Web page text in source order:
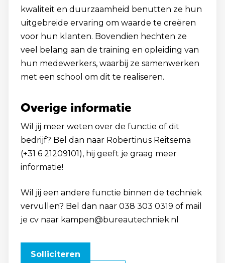
kwaliteit en duurzaamheid benutten ze hun
uitgebreide ervaring om waarde te creëren
voor hun klanten. Bovendien hechten ze
veel belang aan de training en opleiding van
hun medewerkers, waarbij ze samenwerken
met een school om dit te realiseren.
Overige informatie
Wil jij meer weten over de functie of dit
bedrijf? Bel dan naar Robertinus Reitsema
(+31 6 21209101), hij geeft je graag meer
informatie!
Wil jij een andere functie binnen de techniek
vervullen? Bel dan naar 038 303 0319 of mail
je cv naar kampen@bureautechniek.nl
Solliciteren